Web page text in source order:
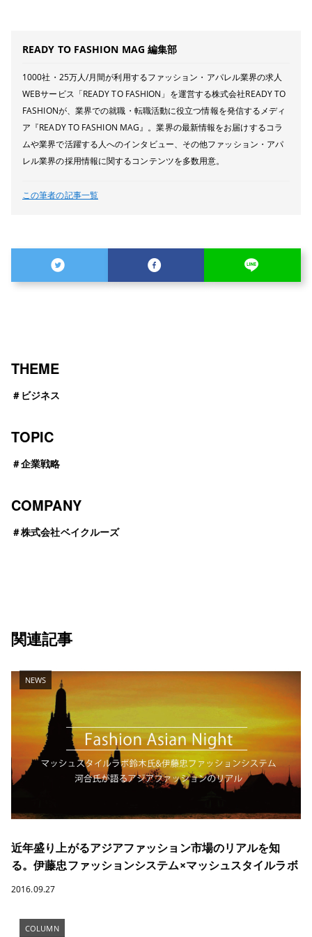
READY TO FASHION MAG 編集部
1000社・25万人/月間が利用するファッション・アパレル業界の求人
WEBサービス「READY TO FASHION」を運営する株式会社READY TO
FASHIONが、業界での就職・転職活動に役立つ情報を発信するメディ
ア『READY TO FASHION MAG』。業界の最新情報をお届けするコラ
ムや業界で活躍する人へのインタビュー、その他ファッション・アパ
レル業界の採用情報に関するコンテンツを多数用意。
この筆者の記事一覧
THEME
＃ ビジネス
TOPIC
＃企業戦略
COMPANY
＃株式会社ベイクルーズ
関連記事
NEWS
近年盛り上がるアジアファッション市場のリアルを知
る。伊藤忠ファッションシステム×マッシュスタイルラボ
2016.09.27
COLUMN